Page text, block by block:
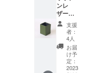
ら、AI翻訳の
台頭という
現実に正面
から向き合
い、「翻訳
とは何か」
「人間の迷
ンレ
ザーで
作った
「ペン
立て」
ADRIA
NO DI
MARTI
社のサ
支援
者：
4人
お届
け予
定：
2023